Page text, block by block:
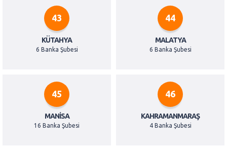
43
KÜTAHYA
6 Banka Şubesi
44
MALATYA
6 Banka Şubesi
45
MANISA
16 Banka Şubesi
46
KAHRAMANMARAŞ
4 Banka Şubesi